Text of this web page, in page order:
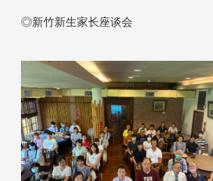
◎新竹新生家长座谈会